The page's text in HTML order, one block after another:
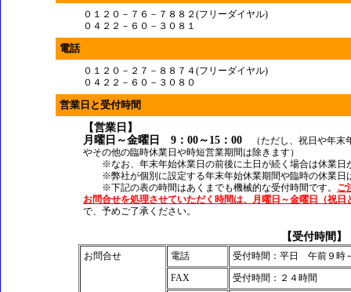
０１２０－７６－７８８２(フリーダイヤル)
０４２２－６０－３０８１
電話
０１２０－２７－８８７４(フリーダイヤル)
０４２２－６０－３０８０
営業日と受付時間
【営業日】
月曜日～金曜日 9：00～15：00 （ただし、祝日や年末
やその他の臨時休業日や時短営業期間は除きます）
※なお、年末年始休業日の前後に土日が続く場合は休業日
※弊社が個別に設定する年末年始休業期間や臨時の休業日
※下記の表の時間はあくまでも機械的な受付時間です。 ご
お問合せを処理させていただく時間は、月曜日～金曜日（祝
で、予めご了承ください。
【受付時間】
お問合せ 電話
受付時間：平日 午前９時
FAX
受付時間：２４時間